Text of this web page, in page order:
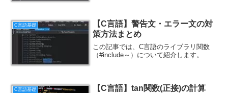
C言語基礎
【C言語】警告文・エラー文の対
策方法まとめ
この記事では、C言語のライブラリ関数
（#include～）について紹介します。
C言語基礎 【C言語】tan関数(正接)の計算